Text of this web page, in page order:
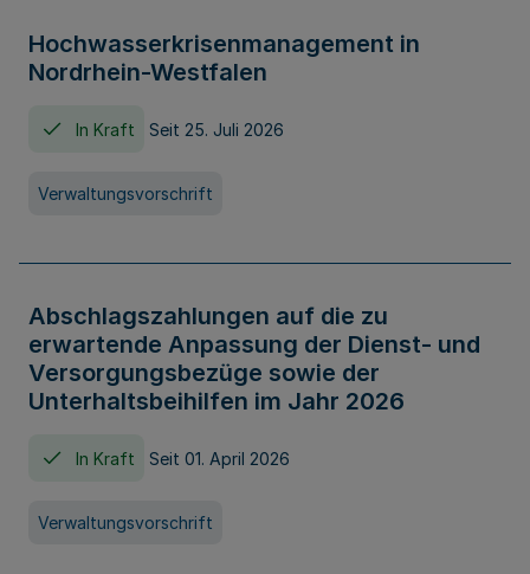
Hochwasserkrisenmanagement in
Nordrhein-Westfalen
In Kraft Seit 25. Juli 2026
Verwaltungsvorschrift
Abschlagszahlungen auf die zu
erwartende Anpassung der Dienst- und
Versorgungsbezüge sowie der
Unterhaltsbeihilfen im Jahr 2026
In Kraft Seit 01. April 2026
Verwaltungsvorschrift